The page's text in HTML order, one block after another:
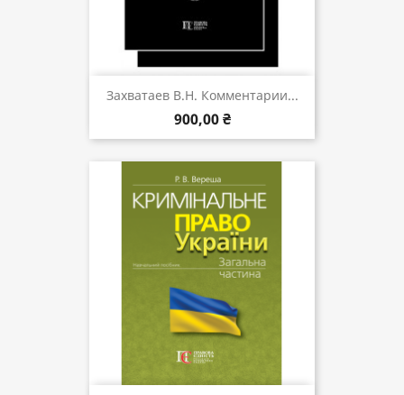
Захватаев В.Н. Комментарии...
900,00 ₴